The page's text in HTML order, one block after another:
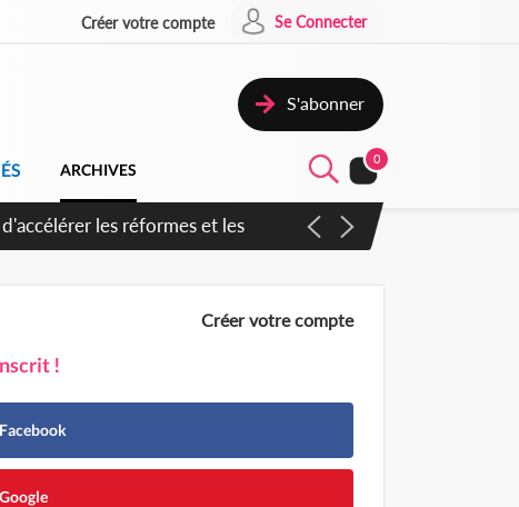
Créer votre compte Se Connecter
S'abonner
ARCHIVES
0
inspirer pour accélérer le
Créer votre compte
!